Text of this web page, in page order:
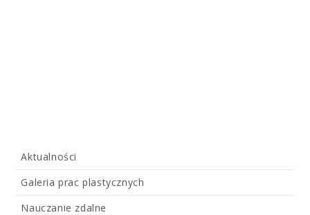
Aktualności
Galeria prac plastycznych
Nauczanie zdalne